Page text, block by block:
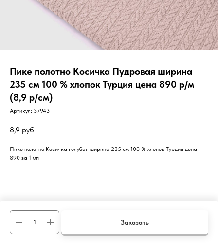
Пике полотно Косичка Пудровая ширина
235 см 100 % хлопок Турция цена 890 р/м
(8,9 р/см)
Артикул: 37943
8,9 руб
Заказать
Пике полотно Косичка голубая ширина 235 см 100 % хлопок Турция цена
890 за 1 мп